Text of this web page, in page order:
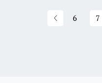
6 7